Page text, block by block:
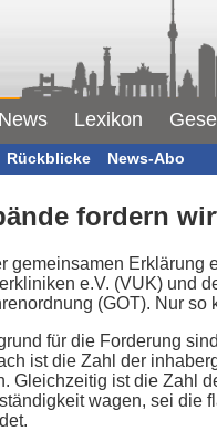
News Lexikon
Rückblicke News-Abo
fordern
gemeinsamen Erklärung
e.V. (VUK) und
(GOT). Nur so
für die Forderung
ist die Zahl der
Gleichzeitig ist die Zahl
wagen, sei die